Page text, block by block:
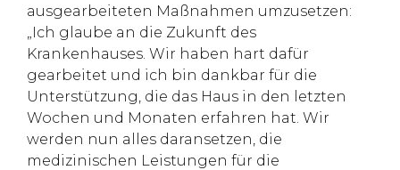
ausgearbeiteten Maßnahmen umzusetzen:
„Ich glaube an die Zukunft des
Krankenhauses. Wir haben hart dafür
gearbeitet und ich bin dankbar für die
Unterstützung, die das Haus in den letzten
Wochen und Monaten erfahren hat. Wir
werden nun alles daransetzen, die
medizinischen Leistungen für die